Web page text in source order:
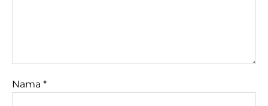
Nama *